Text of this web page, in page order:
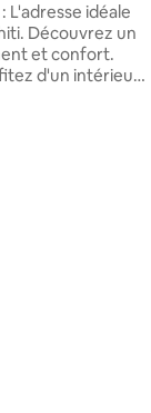
L'adresse idéale
un
et confort.
d'un intérieur